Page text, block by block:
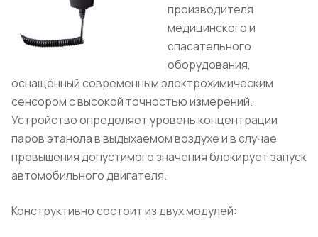
производителя
медицинского и
спасательного
оборудования,
оснащённый современным электрохимическим
сенсором с высокой точностью измерений.
Устройство определяет уровень концентрации
паров этанола в выдыхаемом воздухе и в случае
превышения допустимого значения блокирует запуск
автомобильного двигателя.
Конструктивно состоит из двух модулей: